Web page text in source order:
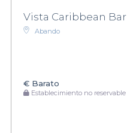
Vista Caribbean Bar
Abando
€ Barato
Establecimiento no reservable